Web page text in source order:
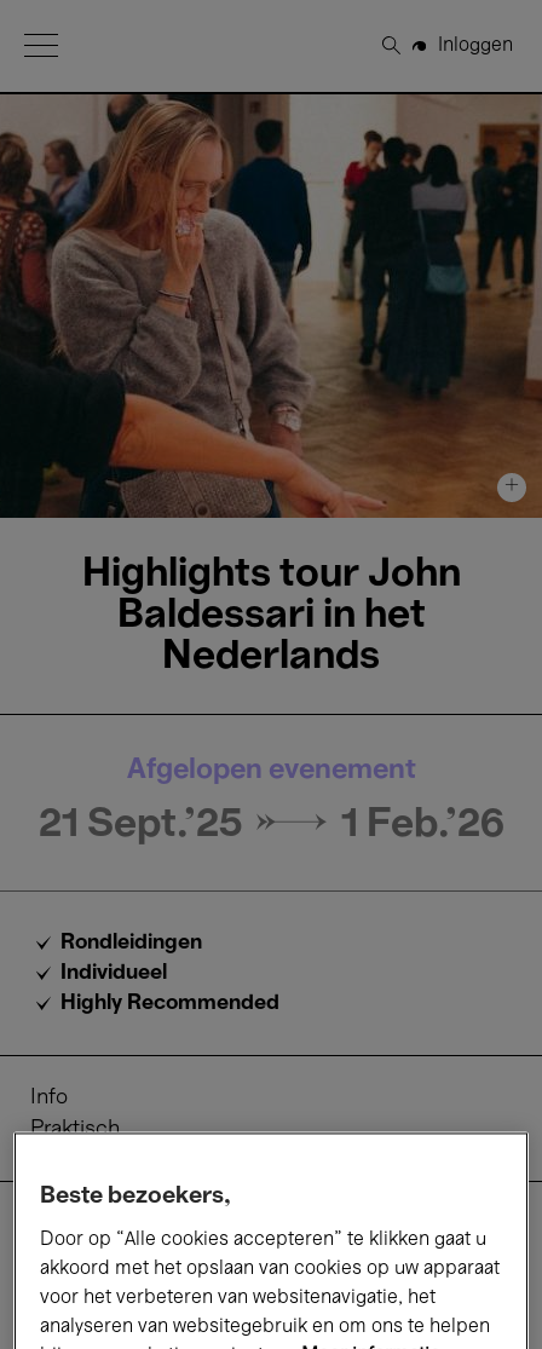
Open Menu
Zoeken
Inloggen
+
Highlights tour John
Baldessari in het
Nederlands
Afgelopen evenement
21 Sept.'25 → 1 Feb.'26
Rondleidingen
Individueel
Highly Recommended
Info
Praktisch
Rondleiding voor
individuelen
Beste bezoekers,
Door op “Alle cookies accepteren” te klikken gaat u
akkoord met het opslaan van cookies op uw apparaat
voor het verbeteren van websitenavigatie, het
analyseren van websitegebruik en om ons te helpen